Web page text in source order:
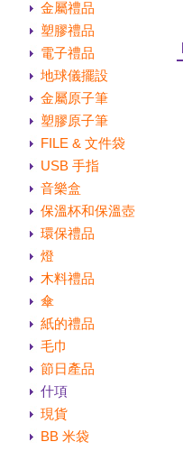
金屬禮品
塑膠禮品
電子禮品
地球儀擺設
金屬原子筆
塑膠原子筆
FILE & 文件袋
USB 手指
音樂盒
保溫杯和保溫壺
環保禮品
燈
木料禮品
傘
紙的禮品
毛巾
節日產品
什項
現貨
BB 米袋